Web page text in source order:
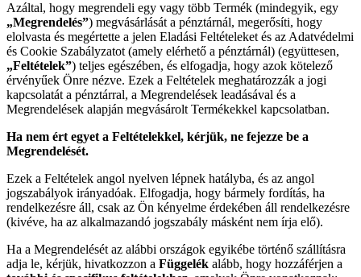
Azáltal, hogy megrendeli egy vagy több Termék (mindegyik, egy
„Megrendelés”) megvásárlását a pénztárnál, megerősíti, hogy
elolvasta és megértette a jelen Eladási Feltételeket és az Adatvédelmi
és Cookie Szabályzatot (amely elérhető a pénztárnál) (együttesen,
„Feltételek”) teljes egészében, és elfogadja, hogy azok kötelező
érvényűek Önre nézve. Ezek a Feltételek meghatározzák a jogi
kapcsolatát a pénztárral, a Megrendelések leadásával és a
Megrendelések alapján megvásárolt Termékekkel kapcsolatban.
Ha nem ért egyet a Feltételekkel, kérjük, ne fejezze be a
Megrendelését.
Ezek a Feltételek angol nyelven lépnek hatályba, és az angol
jogszabályok irányadóak. Elfogadja, hogy bármely fordítás, ha
rendelkezésre áll, csak az Ön kényelme érdekében áll rendelkezésre
(kivéve, ha az alkalmazandó jogszabály másként nem írja elő).
Ha a Megrendelését az alábbi országok egyikébe történő szállításra
adja le, kérjük, hivatkozzon a Függelék alább, hogy hozzáférjen a